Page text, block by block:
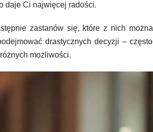
daje Ci najwięcej radości.
zastanów się, które z nich można
drastycznych decyzji – często
możliwości.